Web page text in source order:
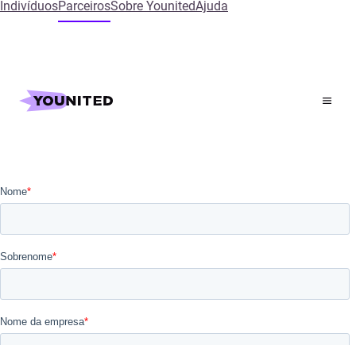
IndivíduosParceirosSobre YounitedAjuda
Inicial Solicitar uma demonstração